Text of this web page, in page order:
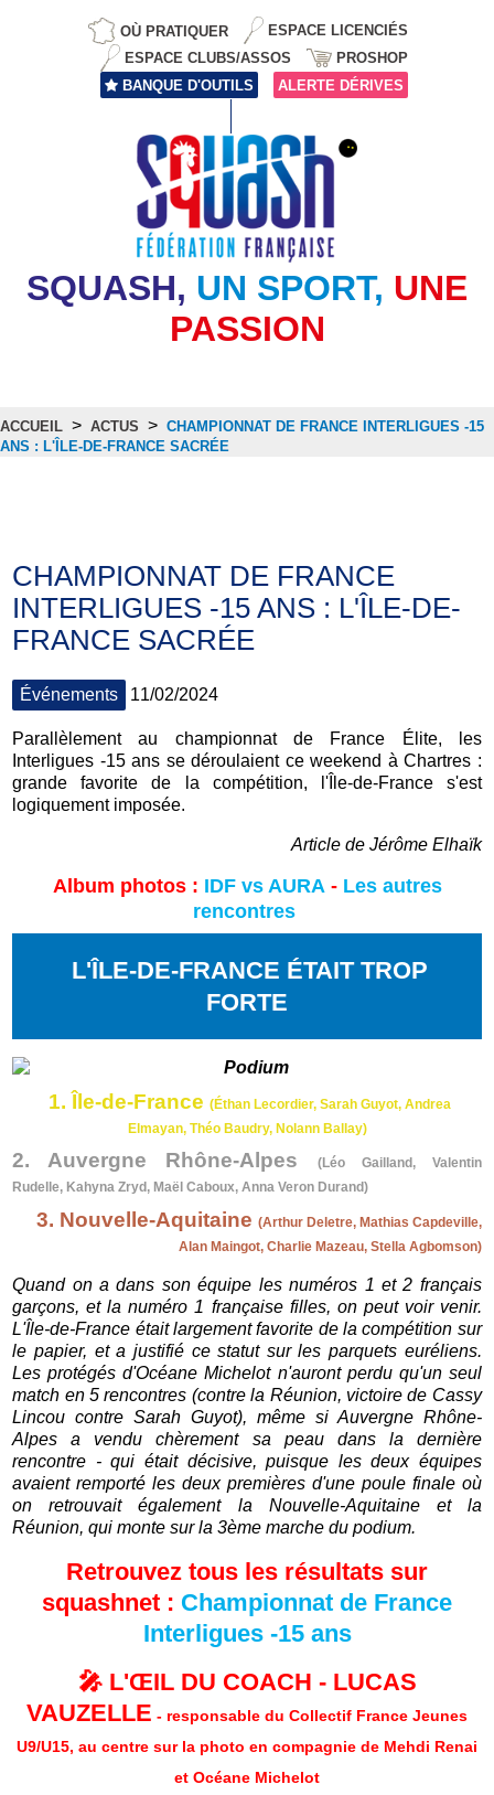
OÙ PRATIQUER
ESPACE LICENCIÉS
ESPACE CLUBS/ASSOS
PROSHOP
BANQUE D'OUTILS
ALERTE DÉRIVES
SQUASH, UN SPORT, UNE
PASSION
ACCUEIL > ACTUS > CHAMPIONNAT DE FRANCE INTERLIGUES -15
ANS : L'ÎLE-DE-FRANCE SACRÉE
CHAMPIONNAT DE FRANCE
INTERLIGUES -15 ANS : L'ÎLE-DE-
FRANCE SACRÉE
Événements 11/02/2024
Parallèlement au championnat de France Élite, les
Interligues -15 ans se déroulaient ce weekend à Chartres :
grande favorite de la compétition, l'Île-de-France s'est
logiquement imposée.
Article de Jérôme Elhaïk
Album photos : IDF vs AURA - Les autres
rencontres
L'ÎLE-DE-FRANCE ÉTAIT TROP
FORTE
1. Île-de-France (Éthan Lecordier, Sarah Guyot, Andrea
Elmayan, Théo Baudry, Nolann Ballay)
2. Auvergne Rhône-Alpes
(Léo Gailland, Valentin
Rudelle, Kahyna Zryd, Maël Caboux,Anna Veron Durand)
3. Nouvelle-Aquitaine (Arthur Deletre, Mathias Capdeville,
Alan Maingot, Charlie Mazeau, Stella Agbomson)
Quand on a dans son équipe les numéros 1 et 2 français
garçons, et la numéro 1 française filles, on peut voir venir.
L'Île-de-France était largement favorite de la compétition sur
le papier, et a justifié ce statut sur les parquets euréliens.
Les protégés d'Océane Michelot n'auront perdu qu'un seul
match en 5 rencontres (contre la Réunion, victoire de Cassy
Lincou contre Sarah Guyot), même si Auvergne Rhône-
Alpes a vendu chèrement sa peau dans la dernière
rencontre - qui était décisive, puisque les deux équipes
avaient remporté les deux premières d'une poule finale où
on retrouvait également la Nouvelle-Aquitaine et la
Réunion, qui monte sur la 3ème marche du podium.
Retrouvez tous les résultats sur
squashnet : Championnat de France
Interligues -15 ans
🎤 L'ŒIL DU COACH - LUCAS
VAUZELLE - responsable du Collectif France Jeunes
U9/U15, au centre sur la photo en compagnie de Mehdi Renai
et Océane Michelot